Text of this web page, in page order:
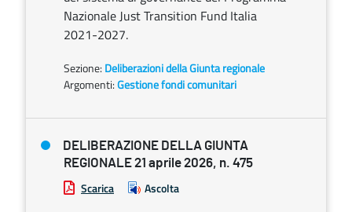
Nazionale Just Transition Fund Italia
2021-2027.
Sezione: Deliberazioni della Giunta regionale
Argomenti:Gestione fondi comunitari
DELIBERAZIONE DELLA GIUNTA
REGIONALE 21 aprile 2026, n. 475
Scarica Ascolta